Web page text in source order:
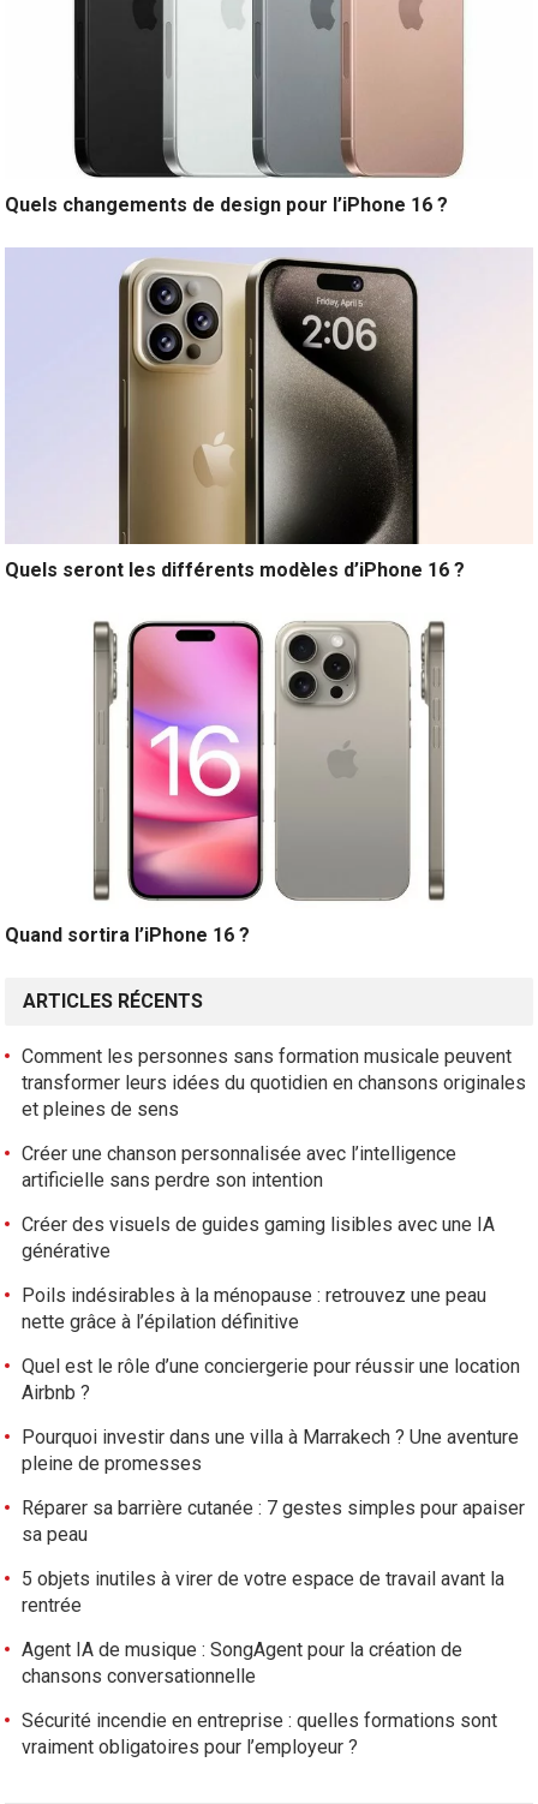
Quels changements de design pour l’iPhone 16 ?
Quels seront les différents modèles d’iPhone 16 ?
Quand sortira l’iPhone 16 ?
ARTICLES RÉCENTS
Comment les personnes sans formation musicale peuvent
transformer leurs idées du quotidien en chansons originales
et pleines de sens
Créer une chanson personnalisée avec l’intelligence
artificielle sans perdre son intention
Créer des visuels de guides gaming lisibles avec une IA
générative
Poils indésirables à la ménopause : retrouvez une peau
nette grâce à l’épilation définitive
Quel est le rôle d’une conciergerie pour réussir une location
Airbnb ?
Pourquoi investir dans une villa à Marrakech ? Une aventure
pleine de promesses
Réparer sa barrière cutanée : 7 gestes simples pour apaiser
sa peau
5 objets inutiles à virer de votre espace de travail avant la
rentrée
Agent IA de musique : SongAgent pour la création de
chansons conversationnelle
Sécurité incendie en entreprise : quelles formations sont
vraiment obligatoires pour l’employeur ?